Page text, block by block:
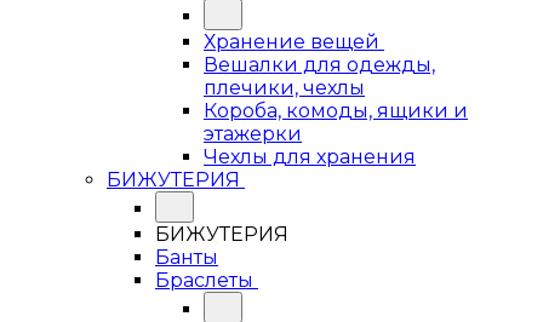
Хранение вещей
Вешалки для одежды,
плечики, чехлы
Короба, комоды, ящики и
этажерки
Чехлы для хранения
БИЖУТЕРИЯ
БИЖУТЕРИЯ
Банты
Браслеты